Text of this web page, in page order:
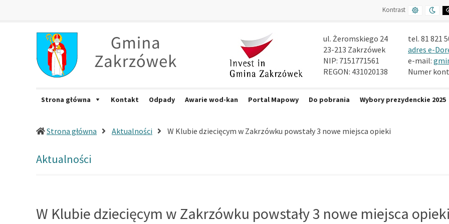
internetowa
Zakrzówek
Kontrast DEFAULT
CONTRAST
ul. Żeromskiego 24
23-213 Zakrzówek
NIP: 7151771561
REGON: 431020138
tel. 81 821
adres e-
e-mail:
Numer
Strona główna Kontakt Odpady Awarie wod-kan Portal Mapowy Do pobrania Wybory prezydenckie 2025
Strona główna Aktualności W Klubie dziecięcym w Zakrzówku powstały 3 nowe miejsca opieki
Aktualności
W Klubie dziecięcym w Zakrzówku powstały 3 nowe miejsca opieki